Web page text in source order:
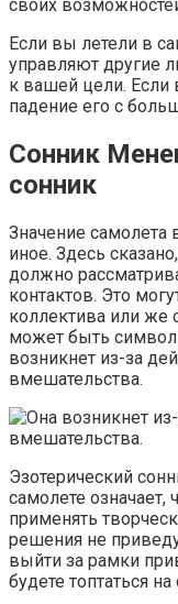
своих
Если вы летели в
управляют другие
к вашей цели. Если
падение его с
Сонник
сонник
Значение самолета
иное. Здесь
должно
контактов. Это
коллектива или же
может быть символ
возникнет из-за
вмешательства.
Эзотерический
самолете означает,
применять
решения не
выйти за рамки
будете топтаться